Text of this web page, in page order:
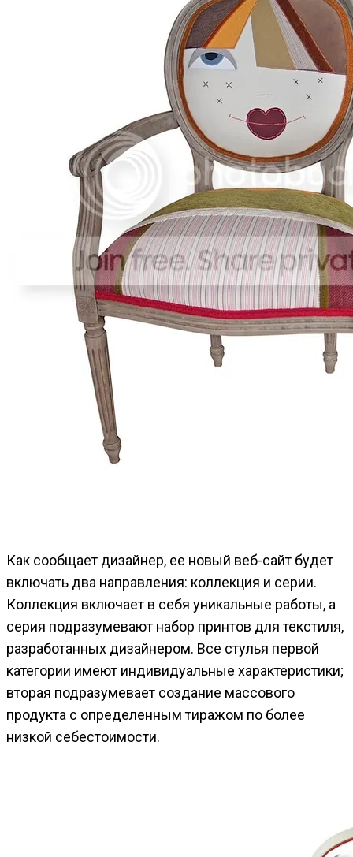
Как сообщает дизайнер, ее новый веб-сайт будет
включать два направления: коллекция и серии.
Коллекция включает в себя уникальные работы, а
серия подразумевают набор принтов для текстиля,
разработанных дизайнером. Все стулья первой
категории имеют индивидуальные характеристики;
вторая подразумевает создание массового
продукта с определенным тиражом по более
низкой себестоимости.